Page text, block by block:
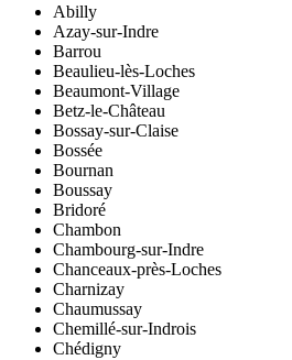
Abilly
Azay-sur-Indre
Barrou
Beaulieu-lès-Loches
Beaumont-Village
Betz-le-Château
Bossay-sur-Claise
Bossée
Bournan
Boussay
Bridoré
Chambon
Chambourg-sur-Indre
Chanceaux-près-Loches
Charnizay
Chaumussay
Chemillé-sur-Indrois
Chédigny